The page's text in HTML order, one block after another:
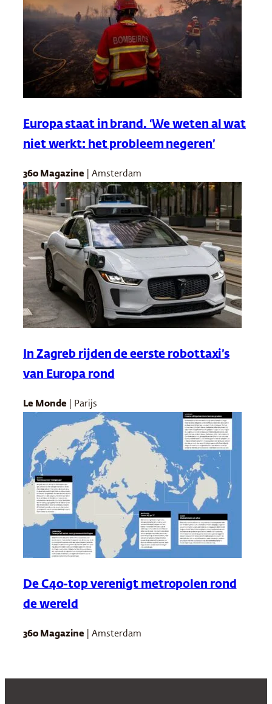
Europa staat in brand. ‘We weten al wat
niet werkt: het probleem negeren’
360 Magazine | Amsterdam
In Zagreb rijden de eerste robottaxi’s
van Europa rond
Le Monde | Parijs
De C40-top verenigt metropolen rond
de wereld
360 Magazine | Amsterdam